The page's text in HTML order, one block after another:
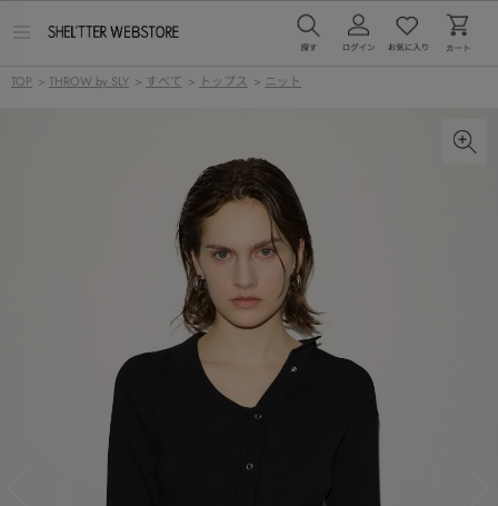
ー
TOP > THROW by SLY > すべて > トップス > ニット